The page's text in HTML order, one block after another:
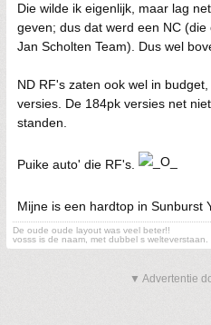
Die wilde ik eigenlijk, maar lag
geven; dus dat werd een NC
Jan Scholten Team). Dus wel
ND RF's zaten ook wel in
versies. De 184pk versies net
standen.
Puike auto' die RF's.
Mijne is een hardtop in Sunburst
De oude oude layout was veel beter!!
vosss is de naam, met dubbel s welteverstaan.
▼ Advertentie